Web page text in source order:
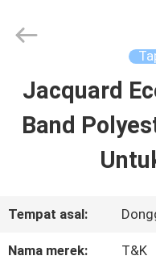
RUMAH
TENTANG
KITA
Garment
Accessories
Reserved.Jacquard
Band
Tempat asal:
Nama merek: T&K